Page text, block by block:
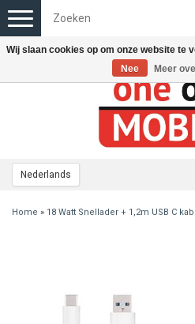
Nederlands
Toggle
navigation
Home » 18 Watt Snellader + 1,2m USB C
Wij slaan cookies op om onze website te
Nee
Meer